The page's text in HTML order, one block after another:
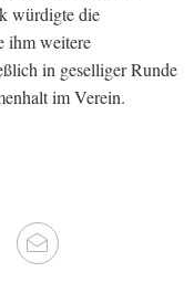
würdigte die
ihm weitere
in geselliger Runde
im Verein.